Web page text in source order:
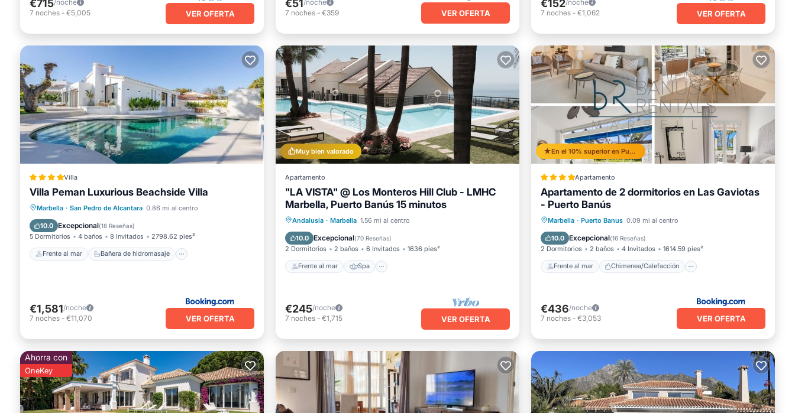
€715/noche
7 noches - €5,005 VER OFERTA
€51/noche
7 noches - €359 VER OFERTA
€152/noche
7 noches - €1,062 VER OFERTA
Villa
Villa Peman Luxurious Beachside Villa
Marbella · San Pedro de Alcantara 0.86 mi al centro
10.0 Excepcional(18 Reseñas)
5 Dormitorios 4 baños 8 Invitados 2798.62 pies²
Frente al mar Bañera de hidromasaje
Frente al mar
Bañera de hidromasaje
Chimenea/Calefacción
€1,581/noche
7 noches - €11,070 VER OFERTA
Muy bien valorado
Apartamento
"LA VISTA" @ Los Monteros Hill Club - LMHC
Marbella, Puerto Banús 15 minutos
Andalusia · Marbella 1.56 mi al centro
10.0 Excepcional(70 Reseñas)
2 Dormitorios 2 baños 6 Invitados 1636 pies²
Frente al mar Spa
Frente al mar
Spa
Chimenea/Calefacción
€245/noche
7 noches - €1,715 VER OFERTA
En el 10% superior en Puerto Banus
Apartamento
Apartamento de 2 dormitorios en Las Gaviotas
- Puerto Banús
Marbella · Puerto Banus 0.09 mi al centro
10.0 Excepcional(16 Reseñas)
2 Dormitorios 2 baños 4 Invitados 1614.59 pies²
Frente al mar Chimenea/Calefacción
Frente al mar
Chimenea/Calefacción
Piscina
Vista al mar
€436/noche
7 noches - €3,053 VER OFERTA
Ahorra con
OneKey